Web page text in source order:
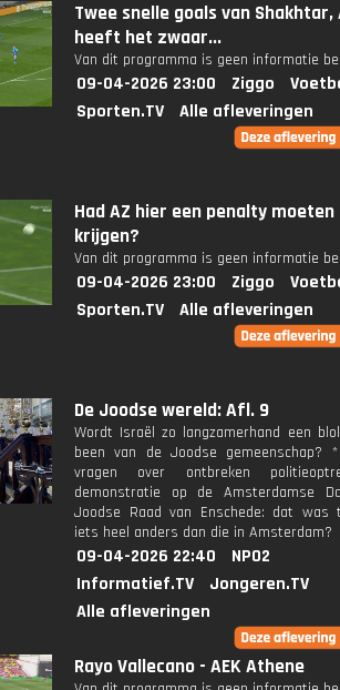
Twee snelle goals van Shakhtar,
heeft het zwaar...
Van dit programma is geen informatie
09-04-2026 23:00 Ziggo
Sporten.TV
Alle afleveringen
Had AZ hier een penalty moeten
krijgen?
Van dit programma is geen informatie
09-04-2026 23:00 Ziggo
Sporten.TV
Alle afleveringen
De Joodse wereld: Afl. 9
Wordt Israël zo langzamerhand een
been van de Joodse gemeenschap?
vragen over ontbreken
demonstratie op de Amsterdamse
Joodse Raad van Enschede: dat was
iets heel anders dan die in Amsterdam?
09-04-2026 22:40
NPO2
Informatief.TV
Jongeren.TV
Alle afleveringen
Rayo Vallecano - AEK Athene